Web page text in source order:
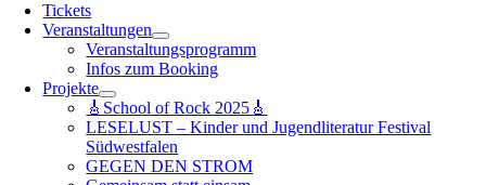
Tickets
Veranstaltungen
Veranstaltungsprogramm
Infos zum Booking
Projekte
🎸School of Rock 2025🎸
LESELUST – Kinder und Jugendliteratur Festival
Südwestfalen
GEGEN DEN STROM